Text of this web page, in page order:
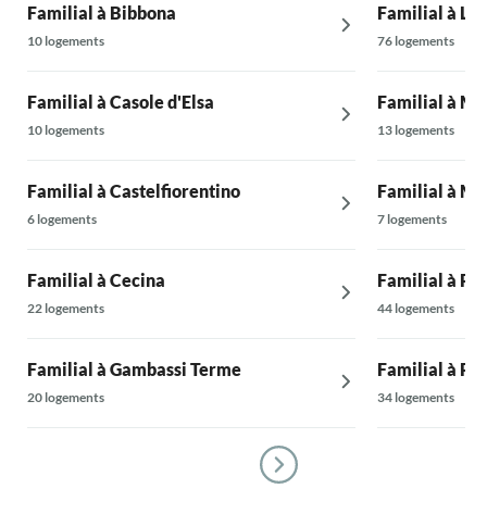
Familial à Bibbona
10 logements
Familial à Casole d'Elsa
10 logements
Familial à Castelfiorentino
6 logements
Familial à Cecina
22 logements
Familial à Gambassi Terme
20 logements
Familial à
76 logements
Familial à
13 logements
Familial à
7 logements
Familial à
44 logements
Familial à
34 logements